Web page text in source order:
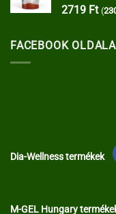
2719 Ft (
FACEBOOK
Dia-Wellness termékek
M-GEL Hungary